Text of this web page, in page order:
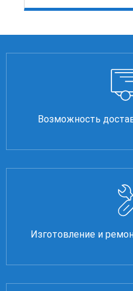
Возможность
Изготовление и